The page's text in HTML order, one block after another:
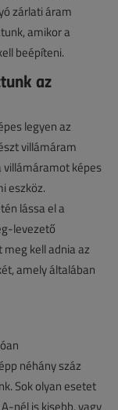
zárlati áram
amikor a
beépíteni.
az
legyen az
villámáram
villámáramot képes
eszköz.
lássa el a
levezető
kell adnia az
amely általában
néhány száz
Sok olyan esetet
nél is kisebb, vagy